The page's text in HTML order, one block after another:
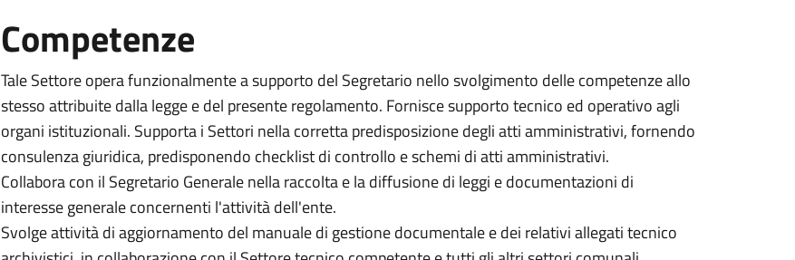
Competenze
Tale Settore opera funzionalmente a supporto del Segretario nello svolgimento delle competenze allo
stesso attribuite dalla legge e del presente regolamento. Fornisce supporto tecnico ed operativo agli
organi istituzionali. Supporta i Settori nella corretta predisposizione degli atti amministrativi, fornendo
consulenza giuridica, predisponendo checklist di controllo e schemi di atti amministrativi.
Collabora con il Segretario Generale nella raccolta e la diffusione di leggi e documentazioni di
interesse generale concernenti l'attività dell'ente.
Svolge attività di aggiornamento del manuale di gestione documentale e dei relativi allegati tecnico